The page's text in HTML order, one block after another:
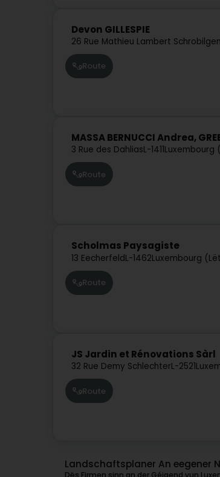
Devon GILLESPIE
26 Rue Mathieu Lambert Schrobilgen
Route
MASSA BERNUCCI Andrea,
3 Rue des DahliasL-1411Luxembourg
Route
Scholmas Paysagiste
13 EecherfeldL-1462Luxembourg
Route
JS Jardin et Rénovations Sàrl
32 Rue Demy SchlechterL-2521
Route
Landschaftsplaner An eegener
Dës Firmen sinn an der Géigend vun